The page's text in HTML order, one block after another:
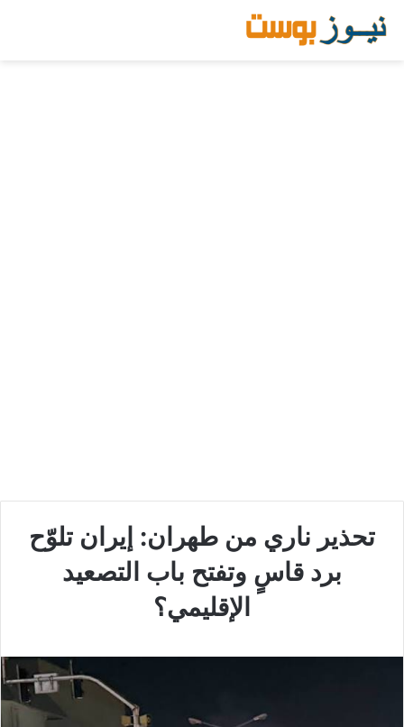
تحذير ناري من طهران: إيران تلوّح
برد قاسٍ وتفتح باب التصعيد
الإقليمي؟